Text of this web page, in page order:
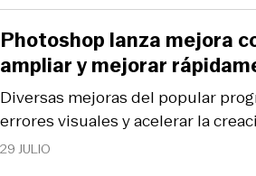
29 JULIO
Diversas mejoras del popular
errores visuales y acelerar la
Photoshop lanza mejora
ampliar y mejorar